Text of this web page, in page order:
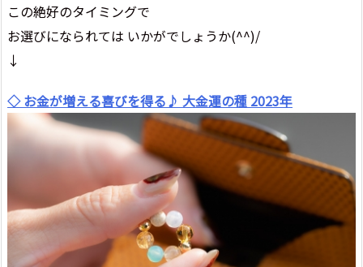
この絶好のタイミングで
お選びになられては いかがでしょうか(^^)/
↓
◇ お金が増える喜びを得る♪ 大金運の種 2023年